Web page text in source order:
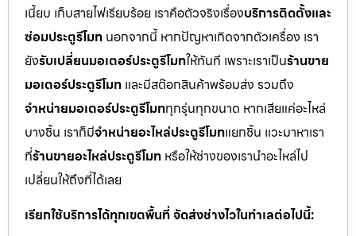
เนี้ยบ เก็บสายไฟเรียบร้อย เราคือตัวจริงเรื่องบริการติดตั้งและ
ซ่อมประตูรีโมท นอกจากนี้ หากปัญหาเกิดจากตัวเครื่อง เรา
ยังรับเปลี่ยนมอเตอร์ประตูรีโมทให้ทันที เพราะเราเป็นร้านขาย
มอเตอร์ประตูรีโมท และมีสต๊อกสินค้าพร้อมส่ง รวมถึง
จำหน่ายมอเตอร์ประตูรีโมททุกรุ่นทุกขนาด หากเสียแค่อะไหล่
บางชิ้น เราก็มีจำหน่ายอะไหล่ประตูรีโมทแยกชิ้น แวะมาหาเรา
ที่ร้านขายอะไหล่ประตูรีโมท หรือให้ช่างของเรานำอะไหล่ไป
เปลี่ยนให้ถึงที่ได้เลย
เรียกใช้บริการได้ทุกเขตพื้นที่ จัดส่งช่างไวในทำเลต่อไปนี้: